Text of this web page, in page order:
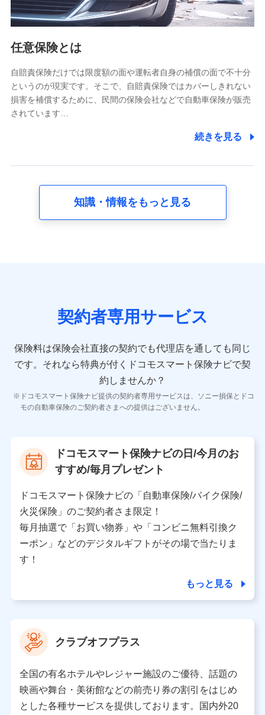
報。例として、dポイントカード番号、性別、年齢、家族
構成、住所、dポイント残高、dポイント利用履歴などが
含まれます。
当社又は株式会社NTTドコモが提供する各種サービスな
又は株式会社NTTドコモが提供する各種サービスのご契
約状態・ご利用履歴インターネット利用時の行動に関す
る情報、アプリケーション利用時の行動に関する情報、
購入されたサービスや商品の名称・購入場所・決済に関
する情報、アンケートの回答に関する情報などが含まれ
の内容、保険料、保険料のお支払方法、車のメーカーや
走行距離などの情報、建物の構造や築年数などの情報、
険契約に関する情報。例として、保険契約者及び被保険
者の氏名、住所、生年月日、性別、保険契約者と被保険
報、建物の構造や築年数などの情報、ペットの種類や年
齢などの情報などが含まれます。
【共同して利用する者の範囲】
当社
当社又は株式会社NTTドコモが提供する保険関連サービ
スにおけるユーザ登録受付および管理のため
を受けている保険会社・提携会社の保険その他に関する
情報を提供するため、また維持管理等の委託業務遂行の
ため、またそれらに付帯、関連する当社、株式会社NTT
ドコモおよび提携会社のサービスを案内、提供するため
（各サービスで取得したサービス利用履歴、ウェブサイ
トの閲覧履歴、購買履歴、ご契約内容等のパーソナルデ
ータを分析して、お客さまの趣味・嗜好・傾向に応じた
上記に係る案内・手続き・管理等付帯業務を行うため
【当該個人データの管理について責任を有する者の名称・住
所・代表者名】
当該個人データを取り扱う各共同利用者（詳細は次のとお
り）
東京都千代田区永田町2丁目11番1号 山王パークタワー
任意保険とは
自賠責保険だけでは限度額の面や運転者自身の補償の面で不十分
というのが現実です。そこで、自賠責保険ではカバーしきれない
損害を補償するために、民間の保険会社などで自動車保険が販売
されています…
続きを見る
知識・情報をもっと見る
契約者専用サービス
保険料は保険会社直接の契約でも代理店を通しても同じ
です。 それなら特典が付くドコモスマート保険ナビで契
約しませんか？
ドコモスマート保険ナビ提供の契約者専用サービスは、ソニー損保とドコ
モの自動車保険のご契約者さまへの提供はございません。
ドコモスマート保険ナビの日/今月のお
すすめ/毎月プレゼント
ドコモスマート保険ナビの「自動車保険/バイク保険/
火災保険」のご契約者さま限定！
毎月抽選で「お買い物券」や「コンビニ無料引換ク
ーポン」などのデジタルギフトがその場で当たりま
す！
もっと見る
クラブオフプラス
全国の有名ホテルやレジャー施設のご優待、話題の
映画や舞台・美術館などの前売り券の割引をはじめ
とした各種サービスを提供しております。国内外20